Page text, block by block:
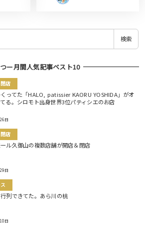
検索
ー月間人気記事ベスト10
店
ってた「HALO, patissier KAORU YOSHIDA」がオ
る。シロモト出身世界3位パティシエのお店
日
店
ル久御山の複数店舗が開店＆閉店
日
列できてた。あら川の桃
日